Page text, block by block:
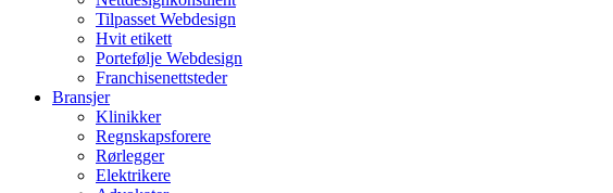
Tilpasset Webdesign
Hvit etikett
Portefølje Webdesign
Franchisenettsteder
Bransjer
Klinikker
Regnskapsforere
Rørlegger
Elektrikere